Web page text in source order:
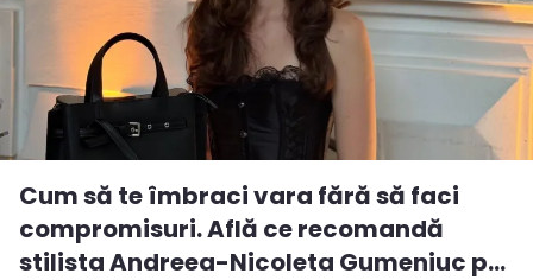
Cum să te îmbraci vara fără să faci
compromisuri. Află ce recomandă
stilista Andreea-Nicoleta Gumeniuc p...